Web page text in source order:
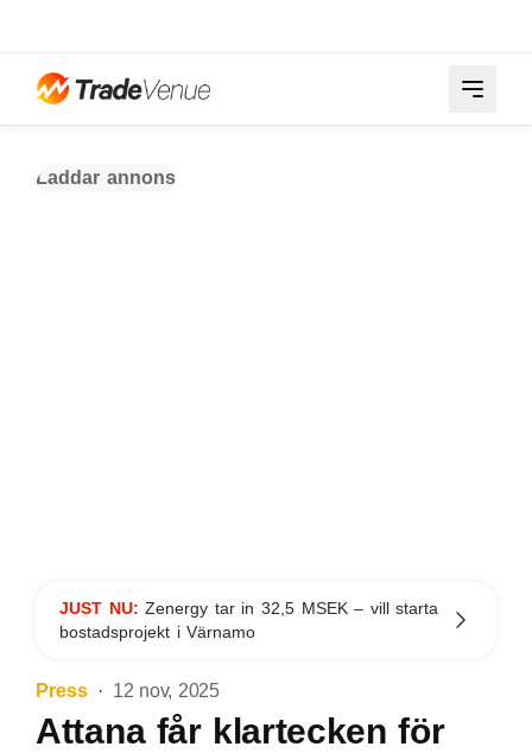
Laddar annons
JUST NU:Zenergy tar in 32,5 MSEK – vill starta
bostadsprojekt i Värnamo
Press 12 nov, 2025
Attana får klartecken för